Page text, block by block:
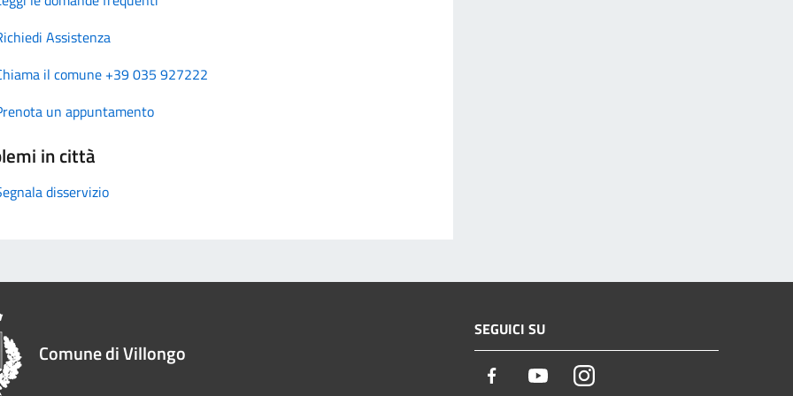
Assistenza
il comune +39 035 927222
un appuntamento
in città
disservizio
Comune di Villongo
SEGUICI SU
Facebook YoutubeInstagram